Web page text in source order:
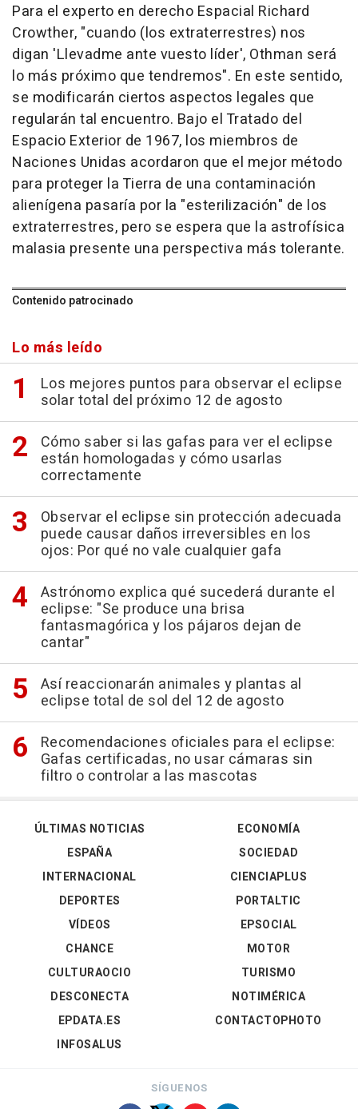
Para el experto en derecho Espacial Richard
Crowther, "cuando (los extraterrestres) nos
digan 'Llevadme ante vuesto líder', Othman será
lo más próximo que tendremos". En este sentido,
se modificarán ciertos aspectos legales que
regularán tal encuentro. Bajo el Tratado del
Espacio Exterior de 1967, los miembros de
Naciones Unidas acordaron que el mejor método
para proteger la Tierra de una contaminación
alienígena pasaría por la "esterilización" de los
extraterrestres, pero se espera que la astrofísica
malasia presente una perspectiva más tolerante.
Contenido patrocinado
Lo más leído
Los mejores puntos para observar el eclipse
solar total del próximo 12 de agosto
Cómo saber si las gafas para ver el eclipse
están homologadas y cómo usarlas
correctamente
Observar el eclipse sin protección adecuada
puede causar daños irreversibles en los
ojos: Por qué no vale cualquier gafa
Astrónomo explica qué sucederá durante el
eclipse: "Se produce una brisa
fantasmagórica y los pájaros dejan de
cantar"
Así reaccionarán animales y plantas al
eclipse total de sol del 12 de agosto
Recomendaciones oficiales para el eclipse:
Gafas certificadas, no usar cámaras sin
filtro o controlar a las mascotas
ÚLTIMAS NOTICIAS
ESPAÑA
INTERNACIONAL
DEPORTES
VÍDEOS
ECONOMÍA
SOCIEDAD
CIENCIAPLUS
PORTALTIC
EPSOCIAL
CHANCE
CULTURAOCIO
DESCONECTA
EPDATA.ES
INFOSALUS
MOTOR
TURISMO
NOTIMÉRICA
CONTACTOPHOTO
SÍGUENOS